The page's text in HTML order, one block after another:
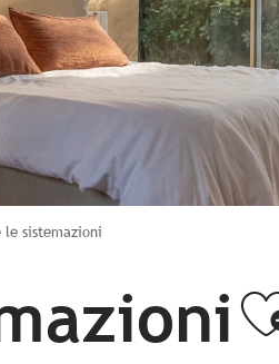
le sistemazioni